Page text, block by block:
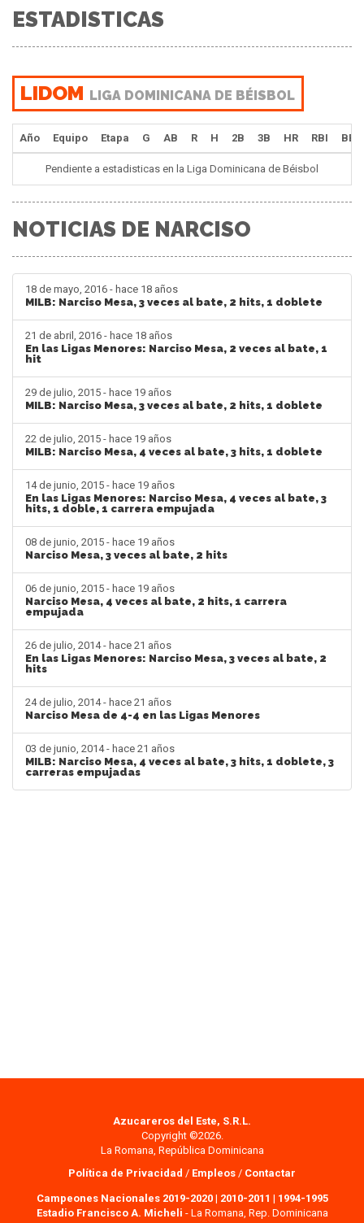
ESTADISTICAS
LIDOM LIGA DOMINICANA DE BÉISBOL
Año Equipo Etapa G AB R H 2B 3B HR RBI BB
Pendiente a estadisticas en la Liga Dominicana de Béisbol
NOTICIAS DE NARCISO
18 de mayo, 2016 - hace 18 años
MILB: Narciso Mesa, 3 veces al bate, 2 hits, 1 doblete
21 de abril, 2016 - hace 18 años
En las Ligas Menores: Narciso Mesa, 2 veces al bate, 1
hit
29 de julio, 2015 - hace 19 años
MILB: Narciso Mesa, 3 veces al bate, 2 hits, 1 doblete
22 de julio, 2015 - hace 19 años
MILB: Narciso Mesa, 4 veces al bate, 3 hits, 1 doblete
14 de junio, 2015 - hace 19 años
En las Ligas Menores: Narciso Mesa, 4 veces al bate, 3
hits, 1 doble, 1 carrera empujada
08 de junio, 2015 - hace 19 años
Narciso Mesa, 3 veces al bate, 2 hits
06 de junio, 2015 - hace 19 años
Narciso Mesa, 4 veces al bate, 2 hits, 1 carrera
empujada
26 de julio, 2014 - hace 21 años
En las Ligas Menores: Narciso Mesa, 3 veces al bate, 2
hits
24 de julio, 2014 - hace 21 años
Narciso Mesa de 4-4 en las Ligas Menores
03 de junio, 2014 - hace 21 años
MILB: Narciso Mesa, 4 veces al bate, 3 hits, 1 doblete, 3
carreras empujadas
Azucareros del Este, S.R.L.
Copyright ©2026.
La Romana, República Dominicana
Política de Privacidad / Empleos / Contactar
Campeones Nacionales 2019-2020| 2010-2011 | 1994-1995
Estadio Francisco A. Micheli - La Romana, Rep. Dominicana